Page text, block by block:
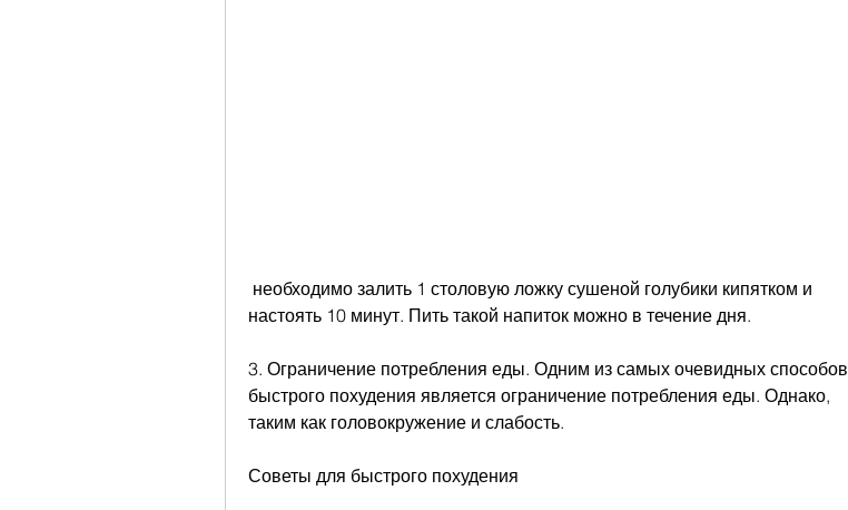
настоять 10 минут. Пить такой напиток можно в течение дня.
3. Ограничение потребления еды. Одним из самых очевидных способов
быстрого похудения является ограничение потребления еды. Однако,
таким как головокружение и слабость.
Советы для быстрого похудения